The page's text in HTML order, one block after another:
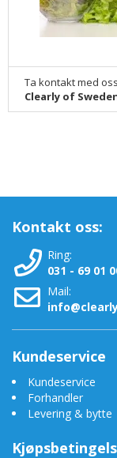
Ta kontakt med
Clearly of
Kontakt oss:
Ring:
031 - 69 01
Mail:
Kundeservice
Kundeservice
Forhandler
Levering & bytte